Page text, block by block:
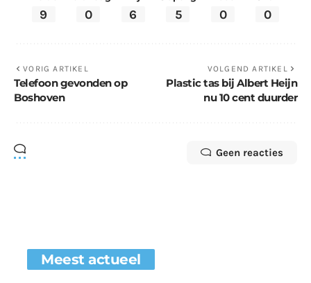
9 0 6 5 0 0
VORIG ARTIKEL
Telefoon gevonden op
Boshoven
VOLGEND ARTIKEL
Plastic tas bij Albert Heijn
nu 10 cent duurder
Geen reacties
Meest actueel